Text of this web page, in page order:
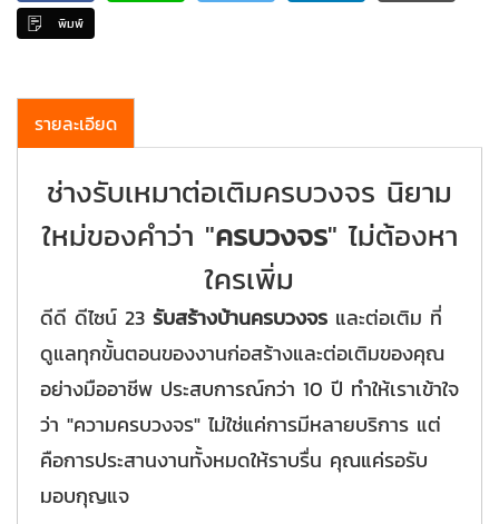
พิมพ์
รายละเอียด
ช่างรับเหมาต่อเติมครบวงจร นิยาม
ใหม่ของคำว่า "ครบวงจร" ไม่ต้องหา
ใครเพิ่ม
ดีดี ดีไซน์ 23 รับสร้างบ้านครบวงจร และต่อเติม ที่
ดูแลทุกขั้นตอนของงานก่อสร้างและต่อเติมของคุณ
อย่างมืออาชีพ ประสบการณ์กว่า 10 ปี ทำให้เราเข้าใจ
ว่า "ความครบวงจร" ไม่ใช่แค่การมีหลายบริการ แต่
คือการประสานงานทั้งหมดให้ราบรื่น คุณแค่รอรับ
มอบกุญแจ